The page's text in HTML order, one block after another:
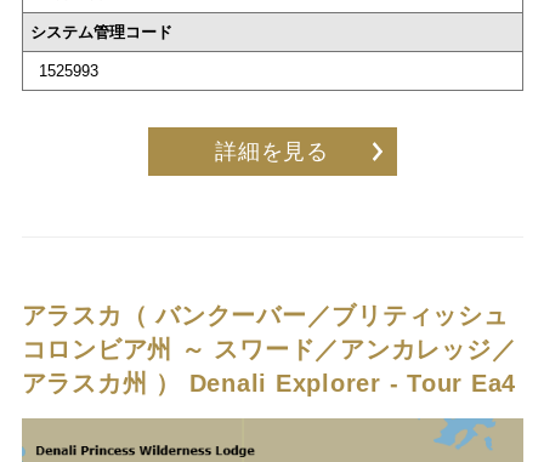
システム管理コード
1525993
詳細を見る
アラスカ（ バンクーバー／ブリティッシュ
コロンビア州 ～ スワード／アンカレッジ／
アラスカ州 ） Denali Explorer - Tour Ea4